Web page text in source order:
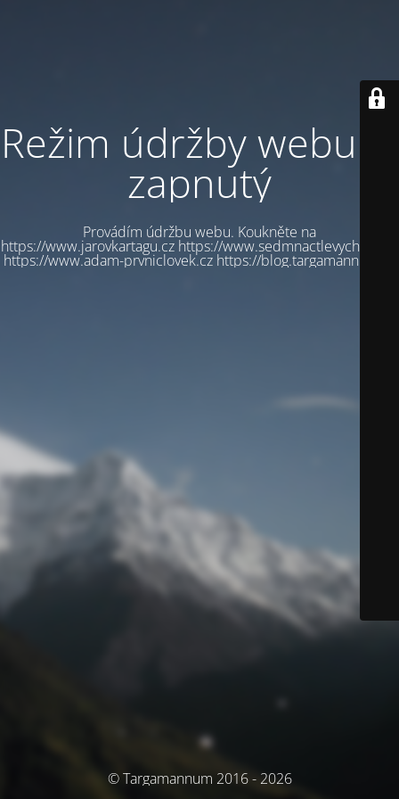
Režim údržby webu je
zapnutý
Provádím údržbu webu. Koukněte na
https://www.jarovkartagu.cz https://www.sedmnactlevychbot.cz
https://www.adam-prvniclovek.cz https://blog.targamannum.cz
© Targamannum 2016 - 2026